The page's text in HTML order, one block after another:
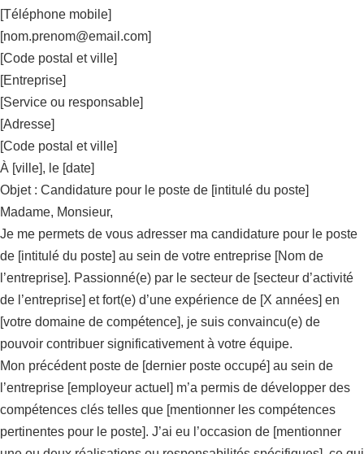
[Téléphone mobile]
[nom.prenom@email.com]
[Code postal et ville]
[Entreprise]
[Service ou responsable]
[Adresse]
[Code postal et ville]
À [ville], le [date]
Objet : Candidature pour le poste de [intitulé du poste]
Madame, Monsieur,
Je me permets de vous adresser ma candidature pour le poste
de [intitulé du poste] au sein de votre entreprise [Nom de
l’entreprise]. Passionné(e) par le secteur de [secteur d’activité
de l’entreprise] et fort(e) d’une expérience de [X années] en
[votre domaine de compétence], je suis convaincu(e) de
pouvoir contribuer significativement à votre équipe.
Mon précédent poste de [dernier poste occupé] au sein de
l’entreprise [employeur actuel] m’a permis de développer des
compétences clés telles que [mentionner les compétences
pertinentes pour le poste]. J’ai eu l’occasion de [mentionner